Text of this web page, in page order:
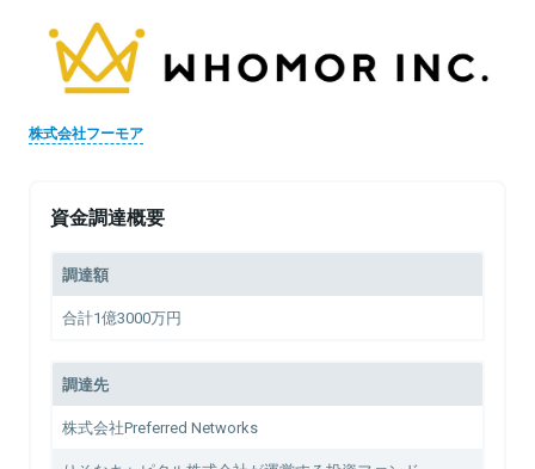
株式会社フーモア
資金調達概要
調達額
合計1億3000万円
調達先
株式会社Preferred Networks